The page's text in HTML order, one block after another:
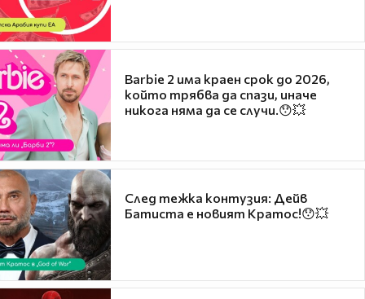
Barbie 2 има краен срок до 2026,
който трябва да спази, иначе
никога няма да се случи.😯💥
След тежка контузия: Дейв
Батиста е новият Кратос!😯💥